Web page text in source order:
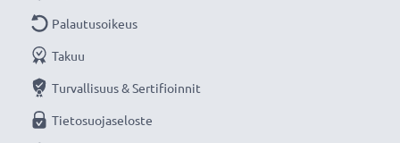
Palautusoikeus
Takuu
Turvallisuus & Sertifioinnit
Tietosuojaseloste